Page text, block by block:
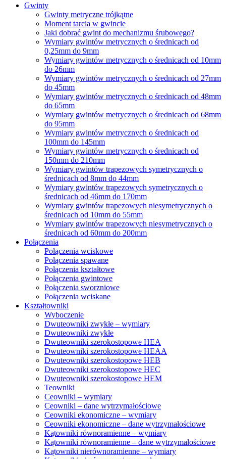
Gwinty
Gwinty metryczne trójkątne
Moment tarcia w gwincie
Jaki dobrać gwint do mechanizmu śrubowego?
Wymiary gwintów metrycznych o średnicach od
0,25mm do 9mm
Wymiary gwintów metrycznych o średnicach od 10mm
do 26mm
Wymiary gwintów metrycznych o średnicach od 27mm
do 45mm
Wymiary gwintów metrycznych o średnicach od 48mm
do 65mm
Wymiary gwintów metrycznych o średnicach od 68mm
do 95mm
Wymiary gwintów metrycznych o średnicach od
100mm do 145mm
Wymiary gwintów metrycznych o średnicach od
150mm do 210mm
Wymiary gwintów trapezowych symetrycznych o
średnicach od 8mm do 44mm
Wymiary gwintów trapezowych symetrycznych o
średnicach od 46mm do 170mm
Wymiary gwintów trapezowych niesymetrycznych o
średnicach od 10mm do 55mm
Wymiary gwintów trapezowych niesymetrycznych o
średnicach od 60mm do 200mm
Połączenia
Połączenia wciskowe
Połączenia spawane
Połączenia kształtowe
Połączenia gwintowe
Połączenia sworzniowe
Połączenia wciskane
Kształtowniki
Wyboczenie
Dwuteowniki zwykłe – wymiary
Dwuteowniki zwykłe
Dwuteowniki szerokostopowe HEA
Dwuteowniki szerokostopowe HEAA
Dwuteowniki szerokostopowe HEB
Dwuteowniki szerokostopowe HEC
Dwuteowniki szerokostopowe HEM
Teowniki
Ceowniki – wymiary
Ceowniki – dane wytrzymałościowe
Ceowniki ekonomiczne – wymiary
Ceowniki ekonomiczne – dane wytrzymałościowe
Kątowniki równoramienne – wymiary
Kątowniki równoramienne – dane wytrzymałościowe
Kątowniki nierównoramienne – wymiary